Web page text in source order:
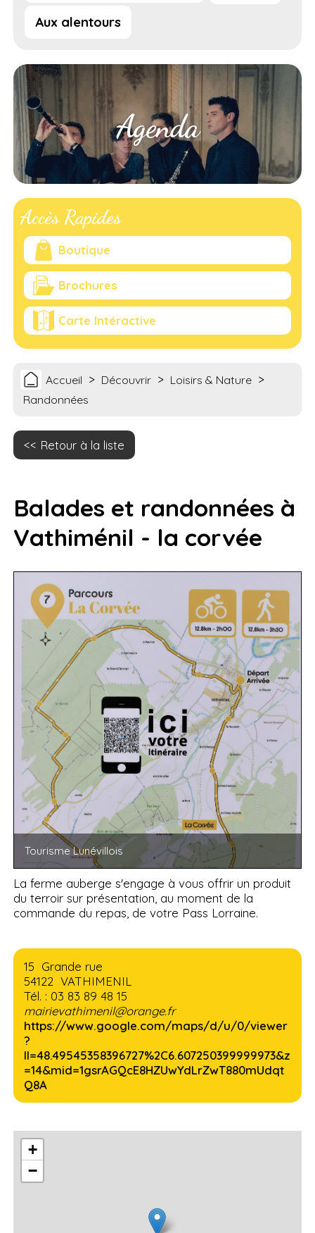
Aux alentours
Agenda
Accès Rapides
Boutique
Brochures
Carte Intéractive
Accueil > Découvrir > Loisirs & Nature >
Randonnées
Retour à la liste
Balades et randonnées à
Vathiménil - la corvée
Tourisme Lunévillois
La ferme auberge s'engage à vous offrir un produit
du terroir sur présentation, au moment de la
commande du repas, de votre Pass Lorraine.
15 Grande rue
54122 VATHIMENIL
Tél. : 03 83 89 48 15
mairievathimenil@orange.fr
https://www.google.com/maps/d/u/0/viewer
?
ll=48.49545358396727%2C6.607250399999973&z
=14&mid=1gsrAGQcE8HZUwYdLrZwT880mUdqt
Q8A
+
−